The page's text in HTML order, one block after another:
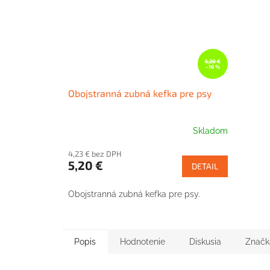
6,20 €
–16 %
Obojstranná zubná kefka pre psy
Skladom
4,23 € bez DPH
5,20 € DETAIL
Obojstranná zubná kefka pre psy.
Popis Hodnotenie Diskusia